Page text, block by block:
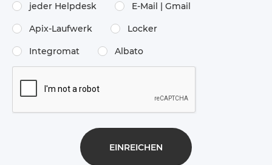
jeder Helpdesk E-Mail | Gmail
Apix-Laufwerk Locker
Integromat Albato